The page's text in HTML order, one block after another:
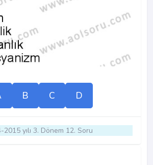
B C D
2015 yılı 3. Dönem 12. Soru